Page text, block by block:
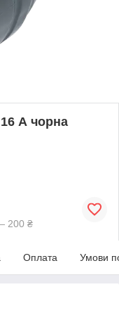
А чорна
200 ₴
Оплата Умови